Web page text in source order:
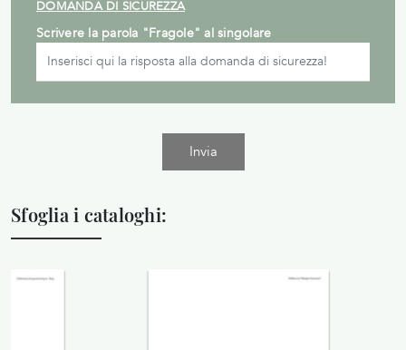
DOMANDA DI SICUREZZA
Scrivere la parola "Fragole" al singolare
Invia
Sfoglia i cataloghi: